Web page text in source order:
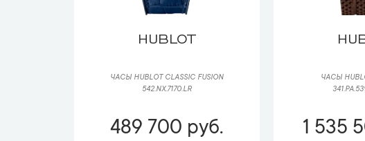
HUBLOT
ЧАСЫ HUBLOT CLASSIC FUSION
542.NX.7170.LR
489 700 руб.
ЧАСЫ
1 535